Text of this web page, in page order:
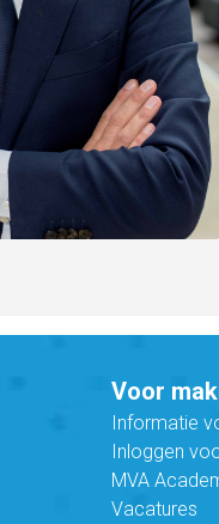
Voor
Informatie
Inloggen
MVA
Vacatures